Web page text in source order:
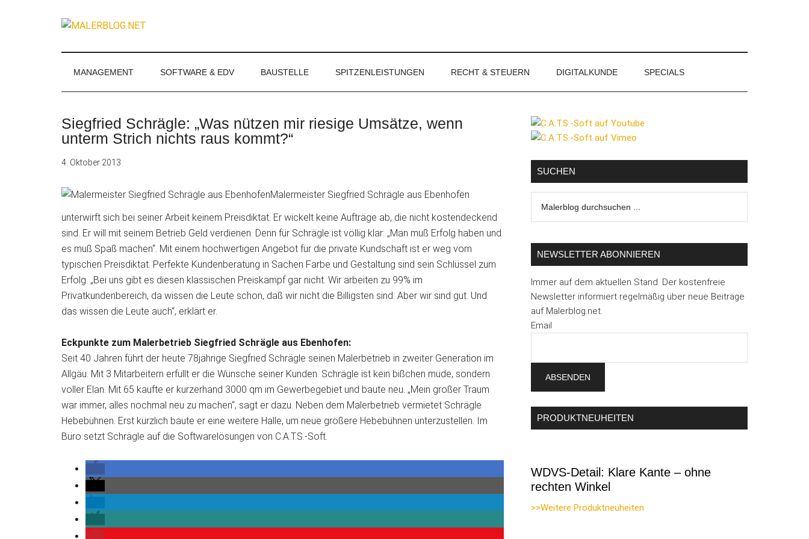
MALERBLOG.NET
Magazin
Stuckateure
MANAGEMENT SOFTWARE & EDV BAUSTELLE SPITZENLEISTUNGEN RECHT & STEUERN DIGITALKUNDE SPECIALS
Siegfried Schrägle: „Was nützen mir riesige Umsätze, wenn
unterm Strich nichts raus kommt?“
4. Oktober 2013
Malermeister Siegfried Schrägle aus Ebenhofen
unterwirft sich bei seiner Arbeit keinem Preisdiktat. Er wickelt keine Aufträge ab, die nicht kostendeckend
sind. Er will mit seinem Betrieb Geld verdienen. Denn für Schrägle ist völlig klar: „Man muß Erfolg haben und
es muß Spaß machen“. Mit einem hochwertigen Angebot für die private Kundschaft ist er weg vom
typischen Preisdiktat. Perfekte Kundenberatung in Sachen Farbe und Gestaltung sind sein Schlüssel zum
Erfolg. „Bei uns gibt es diesen klassischen Preiskampf gar nicht. Wir arbeiten zu 99% im
Privatkundenbereich, da wissen die Leute schon, daß wir nicht die Billigsten sind. Aber wir sind gut. Und
das wissen die Leute auch“, erklärt er.
Eckpunkte zum Malerbetrieb Siegfried Schrägle aus Ebenhofen:
Seit 40 Jahren führt der heute 78jährige Siegfried Schrägle seinen Malerbetrieb in zweiter Generation im
Allgäu. Mit 3 Mitarbeitern erfüllt er die Wünsche seiner Kunden. Schrägle ist kein bißchen müde, sondern
voller Elan. Mit 65 kaufte er kurzerhand 3000 qm im Gewerbegebiet und baute neu. „Mein großer Traum
war immer, alles nochmal neu zu machen“, sagt er dazu. Neben dem Malerbetrieb vermietet Schrägle
Hebebühnen. Erst kürzlich baute er eine weitere Halle, um neue größere Hebebühnen unterzustellen. Im
Büro setzt Schrägle auf die Softwarelösungen von C.A.T.S.-Soft.
Seitenspalte
SUCHEN
durchsuchen
NEWSLETTER ABONNIEREN
Immer auf dem aktuellen Stand. Der kostenfreie
Newsletter informiert regelmäßig über neue Beiträge
auf Malerblog.net.
Email
PRODUKTNEUHEITEN
WDVS-Detail: Klare Kante – ohne
rechten Winkel
>>Weitere Produktneuheiten